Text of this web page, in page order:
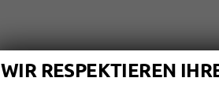
WIR RESPEKTIEREN